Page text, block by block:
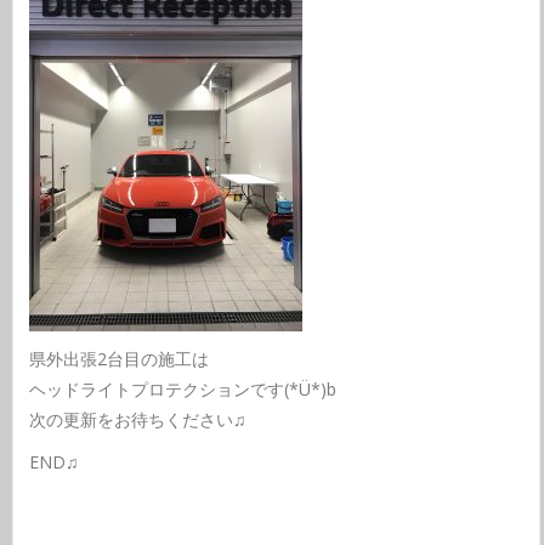
県外出張2台目の施工は
ヘッドライトプロテクションです(*Ü*)b
次の更新をお待ちください♫
END♫